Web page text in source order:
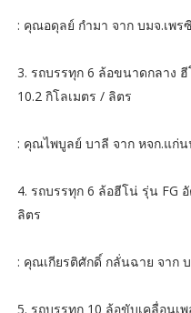
: คุณอดุลย์ กำมา จาก บมจ.เพร
3. รถบรรทุก 6 ล้อขนาดกลาง
10.2 กิโลเมตร / ลิตร
: คุณไพบูลย์ บาลี จาก หจก.แก่
4. รถบรรทุก 6 ล้อฮีโน่ รุ่น FG
ลิตร
: คุณเกียรติศักดิ์ กลั่นฉาย จาก บ
5. รถบรรทุก 10 ล้อขับเคลื่อนเ